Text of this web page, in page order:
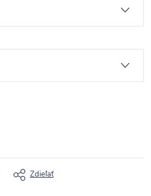
Zdieľať